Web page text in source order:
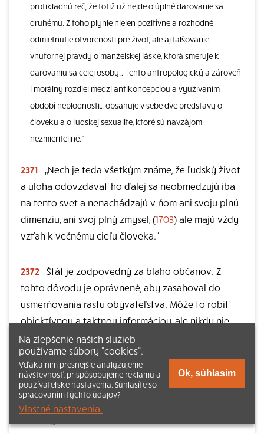
protikladnú reč, že totiž už nejde o úplné darovanie sa
druhému. Z toho plynie nielen pozitívne a rozhodné
odmietnutie otvorenosti pre život, ale aj falšovanie
vnútornej pravdy o manželskej láske, ktorá smeruje k
darovaniu sa celej osoby… Tento antropologický a zároveň
i morálny rozdiel medzi antikoncepciou a využívaním
období neplodnosti… obsahuje v sebe dve predstavy o
človeku a o ľudskej sexualite, ktoré sú navzájom
nezmieriteliné.“
2371 „Nech je teda všetkým známe, že ľudský život
a úloha odovzdávať ho ďalej sa neobmedzujú iba
na tento svet a nenachádzajú v ňom ani svoju plnú
dimenziu, ani svoj plný zmysel, (1703) ale majú vždy
vzťah k večnému cieľu človeka.“
2372 Štát je zodpovedný za blaho občanov. Z
tohto dôvodu je oprávnené, aby zasahoval do
usmerňovania rastu obyvateľstva. Môže to robiť
objektívnou a taktnou informáciou, ale nikdy nie
autoritatívnym a donucovacím spôsobom. Nemôže
oprávnene nahradiť iniciatívu manželov, (
ktorí sú prví zodpovední za plodenie a výchovu
svojich detí. V tejto oblasti štát nemá právo
zakročovať prostriedkami, ktoré sú v rozpore s
Na zlepšenie našich služieb
používame súbory “cookies”.
Vďaka nim presnejšie analyzujeme
návštevnosť, prispôsobujeme reklamu a
používateľské nastavenia. Súhlasíte so
spracovaním týchto údajov?
Vlastné nastavenia.
Ok, súhlasím